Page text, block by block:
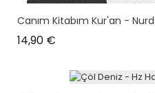
plus en stock
Canım Kitabım Kur'an -
14,90 €